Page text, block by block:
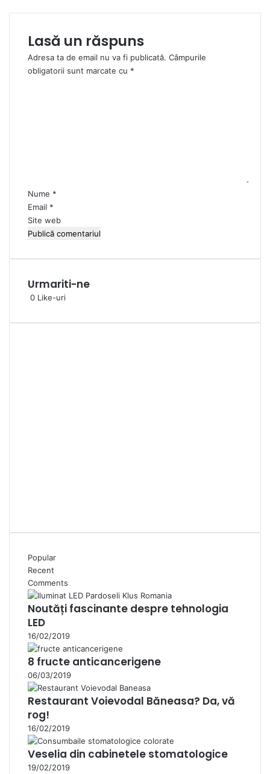
Lasă un răspuns
Adresa ta de email nu va fi publicată. Câmpurile
obligatorii sunt marcate cu *
i
u
*
Nume *
Email *
Site web
Urmariti-ne
0 Like-uri
Popular
Recent
Comments
Noutăți fascinante despre tehnologia
LED
16/02/2019
8 fructe anticancerigene
06/03/2019
Restaurant Voievodal Băneasa? Da, vă
rog!
16/02/2019
Veselia din cabinetele stomatologice
19/02/2019